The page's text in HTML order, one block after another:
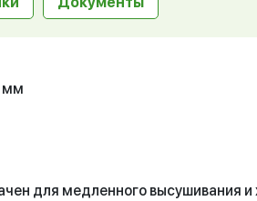
мм
для медленного высушивания и